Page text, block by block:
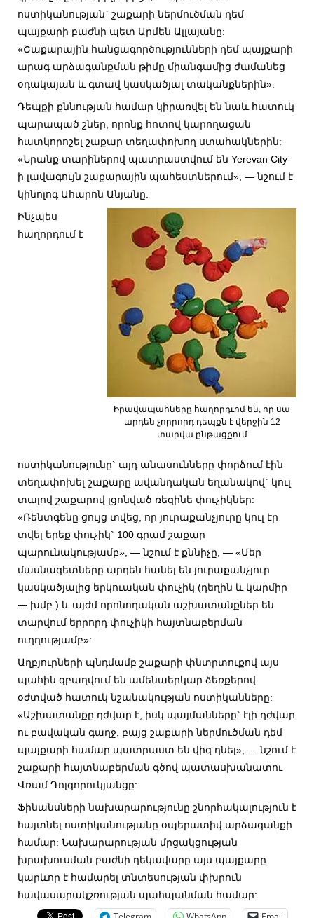
ոստիկանության` շաքարի ներմուծման դեմ
պայքարի բաժնի պետ Արմեն Ալլայանը:
«Շաքարային հանցագործությունների դեմ պայքարի
արագ արձագանքման թիմը միանգամից ժամանեց
օդակայան և գտավ կասկածյալ տականքներին»:
Դեպքի քննության համար կիրառվել են նաև հատուկ
պարապած շներ, որոնք հոտով կարողացան
հատկորոշել շաքար տեղափոխող ստահակներին:
«Նրանք տարիներով պատրաստվում են Yerevan City-
ի լավագույն շաքարային պահեստներում», — նշում է
կինոլոգ Ահարոն Անյանը:
Իրավապահները հաղորդւոմ են, որ սա
արդեն չորրորդ դեպքն է վերջին 12
տարվա ընթացքում
Ինչպես
հաղորդում է
ոստիկանությունը` այդ անասունները փորձում էին
տեղափոխել շաքարը ավանդական եղանակով` կուլ
տալով շաքարով լցոնված ռեզինե փուչիկներ:
«Ռենտգենը ցույց տվեց, որ յուրաքանչյուրը կուլ էր
տվել երեք փուչիկ` 100 գրամ շաքար
պարունակությամբ», — նշում է քննիչը, — «Մեր
մասնագետները արդեն հանել են յուրաքանչյուր
կասկածյալից երկուական փուչիկ (դեղին և կարմիր
— խմբ.) և այժմ որոնողական աշխատանքներ են
տարվում երրորդ փուչիկի հայտնաբերման
ուղղությամբ»:
Աղբյուրների պնդմամբ շաքարի փնտրտուքով այս
պահին զբաղվում են ամենաերկար ձեռքերով
օժտված հատուկ նշանակության ոստիկանները:
«Աշխատանքը դժվար է, իսկ պայմանները` էլի դժվար
ու բավական գաղջ, բայց շաքարի ներմուծման դեմ
պայքարի համար պատրաստ են վիզ դնել», — նշում է
շաքարի հայտնաբերման գծով պատասխանատու
Վռամ Դոլգորուկյանցը:
Ֆինանսների նախարարությունը շնորհակալություն է
հայտնել ոստիկանությանը օպերատիվ արձագանքի
համար: Նախարարության մրցակցության
խրախուսման բաժնի ղեկավարը այս պայքարը
կարևոր է համարել տնտեսության փխրուն
հավասարակշռության պահպանման համար: